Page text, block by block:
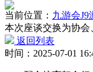
当前位置： 九游会J9
本次座谈交换为协
返回列表
时间：2025-07-01